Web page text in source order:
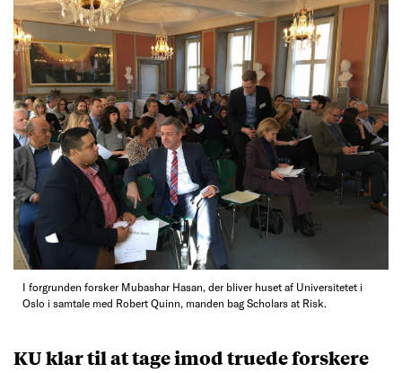
I forgrunden forsker Mubashar Hasan, der bliver huset af Universitetet i
Oslo i samtale med Robert Quinn, manden bag Scholars at Risk.
KU klar til at tage imod truede forskere